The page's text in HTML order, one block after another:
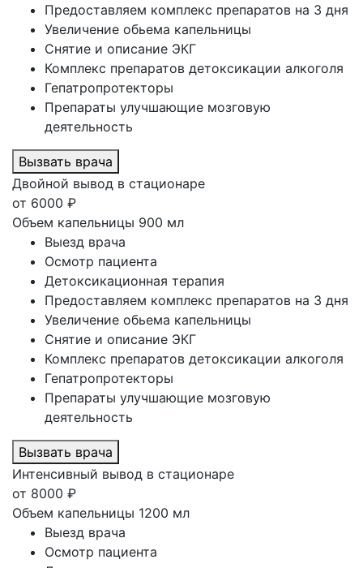
Предоставляем комплекс препаратов на 3 дня
Увеличение обьема капельницы
Снятие и описание ЭКГ
Комплекс препаратов детоксикации алкоголя
Гепатропротекторы
Препараты улучшающие мозговую
деятельность
Вызвать врача
Двойной вывод в стационаре
от 6000 ₽
Объем капельницы 900 мл
Выезд врача
Осмотр пациента
Детоксикационная терапия
Предоставляем комплекс препаратов на 3 дня
Увеличение обьема капельницы
Снятие и описание ЭКГ
Комплекс препаратов детоксикации алкоголя
Гепатропротекторы
Препараты улучшающие мозговую
деятельность
Вызвать врача
Интенсивный вывод в стационаре
от 8000 ₽
Объем капельницы 1200 мл
Выезд врача
Осмотр пациента